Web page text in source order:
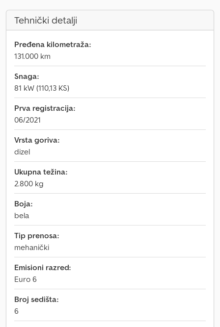
Tehnički detalji
Pređena kilometraža:
131.000 km
Snaga:
81 kW (110,13 KS)
Prva registracija:
06/2021
Vrsta goriva:
dizel
Ukupna težina:
2.800 kg
Boja:
bela
Tip prenosa:
mehanički
Emisioni razred:
Euro 6
Broj sedišta:
6